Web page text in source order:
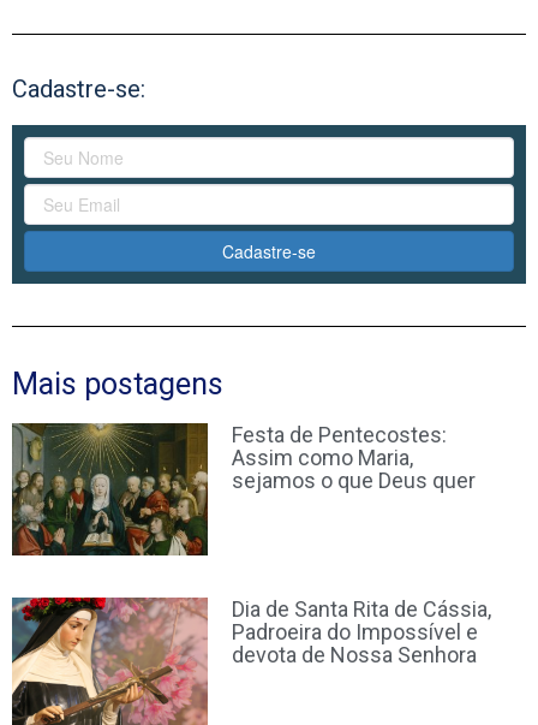
Cadastre-se:
Cadastre-se
Mais postagens
Festa de Pentecostes:
Assim como Maria,
sejamos o que Deus quer
Dia de Santa Rita de Cássia,
Padroeira do Impossível e
devota de Nossa Senhora